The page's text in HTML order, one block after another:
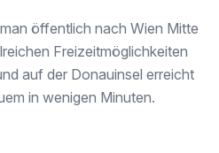
öffentlich nach Wien Mitte
Freizeitmöglichkeiten
auf der Donauinsel erreicht
in wenigen Minuten.